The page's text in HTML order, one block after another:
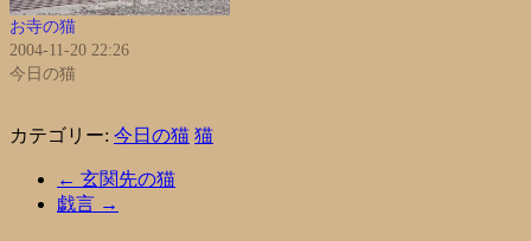
お寺の猫
2004-11-20 22:26
今日の猫
カテゴリー: 今日の猫 猫
← 玄関先の猫
戯言 →